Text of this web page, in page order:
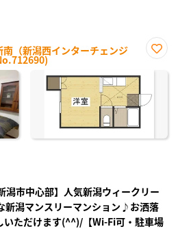
（新潟西インターチェンジ
に入
録
潟市中心部】人気新潟ウィークリー
新潟マンスリーマンション♪お洒落
いただけます(^^)/【Wi-Fi可・駐車場